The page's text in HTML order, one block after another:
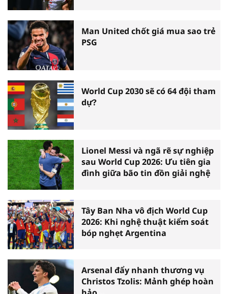
Man United chốt giá mua sao trẻ
PSG
World Cup 2030 sẽ có 64 đội tham
dự?
Lionel Messi và ngã rẽ sự nghiệp
sau World Cup 2026: Ưu tiên gia
đình giữa bão tin đồn giải nghệ
Tây Ban Nha vô địch World Cup
2026: Khi nghệ thuật kiểm soát
bóp nghẹt Argentina
Arsenal đẩy nhanh thương vụ
Christos Tzolis: Mảnh ghép hoàn